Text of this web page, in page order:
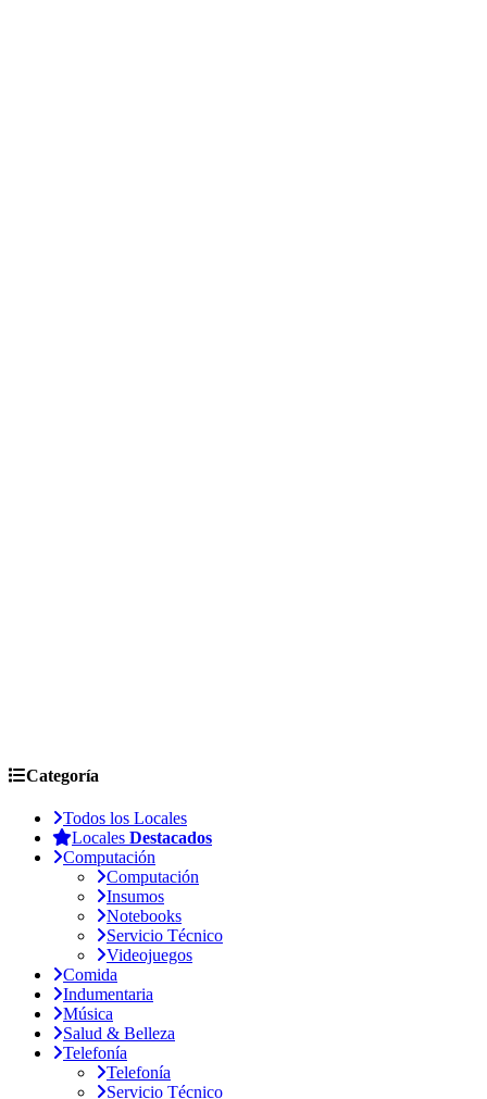
Categoría
Todos los Locales
Locales Destacados
Computación
Computación
Insumos
Notebooks
Servicio Técnico
Videojuegos
Comida
Indumentaria
Música
Salud & Belleza
Telefonía
Telefonía
Servicio Técnico